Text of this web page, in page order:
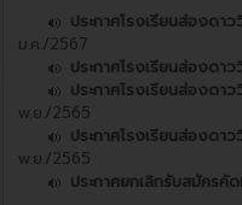
ประกาศโรงเรียนส่องด
ม.ค./2567
ประกาศโรงเรียนส่องด
ประกาศโรงเรียนส่องดา
พ.ย./2565
ประกาศโรงเรียนส่องดา
พ.ย./2565
ประกาศยกเลิกรับสมัครคั